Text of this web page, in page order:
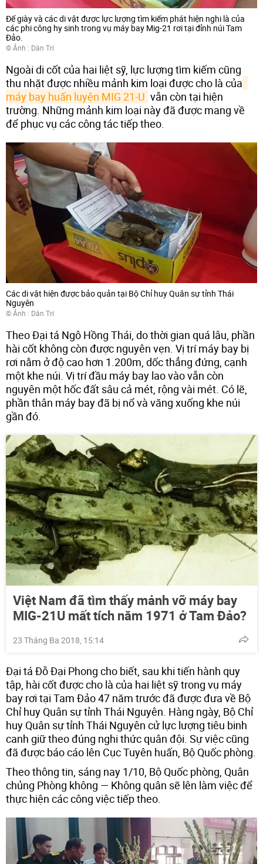
Đế giày và các di vật được lực lượng tìm kiếm phát hiện nghi là của
các phi công hy sinh trong vụ máy bay Mig-21 rơi tại đỉnh núi Tam
Đảo.
© Ảnh : Dân Trí
Ngoài di cốt của hai liệt sỹ, lực lượng tìm kiếm cũng
thu nhặt được nhiều mảnh kim loại được cho là của
máy bay huấn luyện MIG 21-U vẫn còn tại hiện
trường. Những mảnh kim loại này đã được mang về
để phục vụ các công tác tiếp theo.
Các di vật hiện được bảo quản tại Bộ Chỉ huy Quân sự tỉnh Thái
Nguyên
© Ảnh : Dân Trí
Theo Đại tá Ngô Hồng Thái, do thời gian quá lâu, phần
hài cốt không còn được nguyên vẹn. Vị trí máy bay bị
rơi nằm ở độ cao hơn 1.200m, dốc thẳng đứng, cạnh
một khe núi. Vị trí đầu máy bay lao vào vẫn còn
nguyên một hốc đất sâu cả mét, rộng vài mét. Có lẽ,
phần thân máy bay đã bị nổ và văng xuống khe núi
gần đó.
Việt Nam đã tìm thấy mảnh vỡ máy bay
MIG-21U mất tích năm 1971 ở Tam Đảo?
23 Tháng Ba 2018, 15:14
Đại tá Đỗ Đại Phong cho biết, sau khi tiến hành quy
tập, hài cốt được cho là của hai liệt sỹ trong vụ máy
bay rơi tại Tam Đảo 47 năm trước đã được đưa về Bộ
Chỉ huy Quân sự tỉnh Thái Nguyên. Hàng ngày, Bộ Chỉ
huy Quân sự tỉnh Thái Nguyên cử lực lượng tiêu binh
canh giữ theo đúng nghi thức quân đội. Sự việc cũng
đã được báo cáo lên Cục Tuyên huấn, Bộ Quốc phòng.
Theo thông tin, sáng nay 1/10, Bộ Quốc phòng, Quân
chủng Phòng không — Không quân sẽ lên làm việc để
thực hiện các công việc tiếp theo.